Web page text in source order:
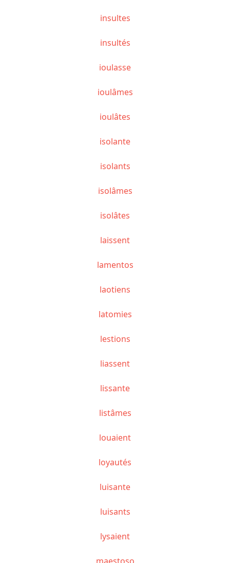
insultes
insultés
ioulasse
ioulâmes
ioulâtes
isolante
isolants
isolâmes
isolâtes
laissent
lamentos
laotiens
latomies
lestions
liassent
lissante
listâmes
louaient
loyautés
luisante
luisants
lysaient